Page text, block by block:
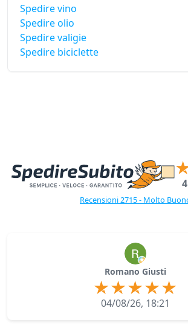
Spedire vino
Spedire olio
Spedire valigie
Spedire biciclette
Recensioni 2715 - Molto
Romano Giusti
04/08/26, 18:21